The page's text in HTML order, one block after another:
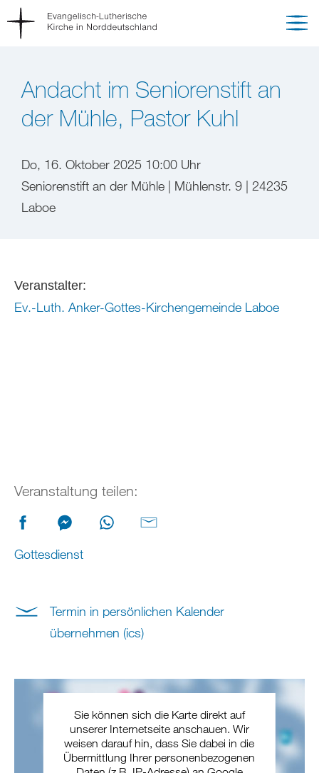
Andacht im Seniorenstift an
der Mühle, Pastor Kuhl
Do, 16. Oktober 2025 10:00 Uhr
Seniorenstift an der Mühle | Mühlenstr. 9 | 24235
Laboe
Veranstalter:
Ev.-Luth. Anker-Gottes-Kirchengemeinde Laboe
Veranstaltung teilen:
Gottesdienst
Termin in persönlichen Kalender
übernehmen (ics)
Sie können sich die Karte direkt auf
unserer Internetseite anschauen. Wir
weisen darauf hin, dass Sie dabei in die
Übermittlung Ihrer personenbezogenen